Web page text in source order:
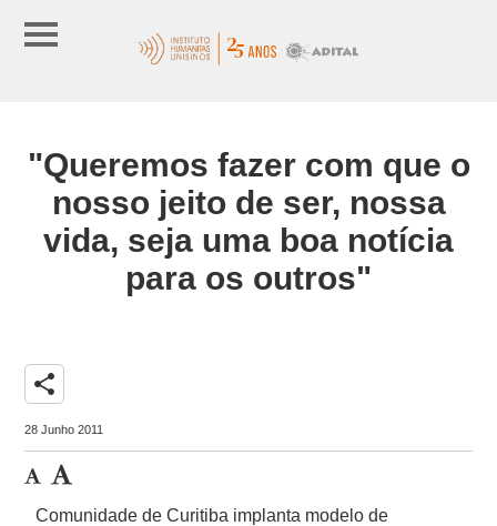
"Queremos fazer com que o
nosso jeito de ser, nossa
vida, seja uma boa notícia
para os outros"
share
28 Junho 2011
Comunidade de Curitiba implanta modelo de